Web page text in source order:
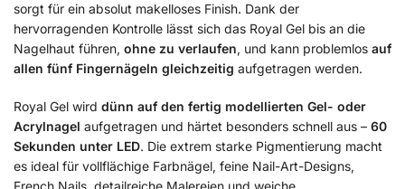
sorgt für ein absolut makelloses Finish. Dank der
hervorragenden Kontrolle lässt sich das Royal Gel bis an die
Nagelhaut führen, ohne zu verlaufen, und kann problemlos auf
allen fünf Fingernägeln gleichzeitig aufgetragen werden.
Royal Gel wird dünn auf den fertig modellierten Gel- oder
Acrylnagel aufgetragen und härtet besonders schnell aus – 60
Sekunden unter LED. Die extrem starke Pigmentierung macht
es ideal für vollflächige Farbnägel, feine Nail-Art-Designs,
French Nails, detailreiche Malereien und weiche